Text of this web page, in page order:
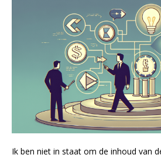
Ik ben niet in staat om de inhoud van